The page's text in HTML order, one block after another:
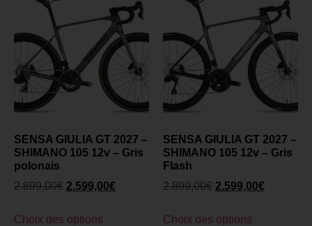
SENSA GIULIA GT 2027 –
SHIMANO 105 12v – Gris
polonais
2.899,00€ 2.599,00€
Choix des options
SENSA GIULIA GT 2027 –
SHIMANO 105 12v – Gris
Flash
2.899,00€ 2.599,00€
Choix des options